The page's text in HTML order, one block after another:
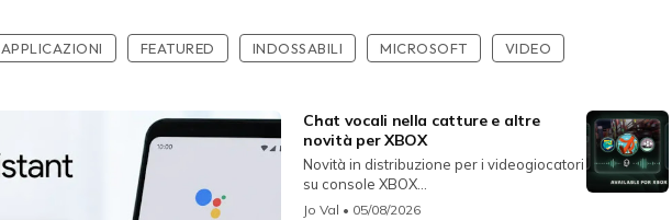
APPLICAZIONI FEATURED INDOSSABILI MICROSOFT VIDEO
Chat vocali nella catture e altre
novità per XBOX
Novità in distribuzione per i videogiocatori
su console XBOX...
Jo Val • 05/08/2026